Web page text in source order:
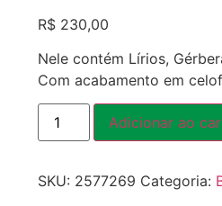
R$ 230,00
Nele contém Lírios,
Com acabamento em
Adicionar ao
SKU: 2577269 Categoria: